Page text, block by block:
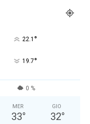
22.1 °
19.7°
0 %
MER
33°
GIO
32°